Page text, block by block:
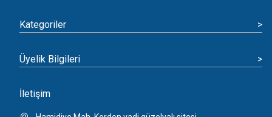
Kategoriler >
Üyelik Bilgileri >
İletişim